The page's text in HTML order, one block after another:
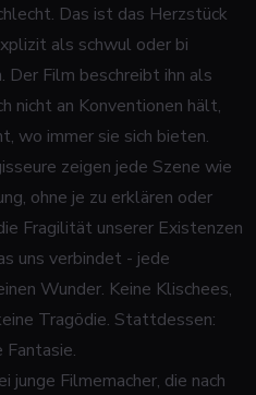
Das ist das Herzstück
als schwul oder bi
Der Film beschreibt ihn als
nicht an Konventionen hält,
wo immer sie sich bieten.
zeigen jede Szene wie
ohne je zu erklären oder
Fragilität unserer Existenzen
uns verbindet - jede
Wunder. Keine Klischees,
Tragödie. Stattdessen:
junge Filmemacher, die nach